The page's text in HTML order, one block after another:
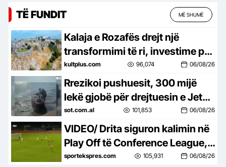
TË FUNDIT MË SHUMË
Kalaja e Rozafës drejt një
transformimi të ri, investime për
trashëgiminë dhe turizmin
kultplus.com 96,074 06/08/26
Rrezikoi pushuesit, 300 mijë
lekë gjobë për drejtuesin e Jet
Ski në Zvërnec
sot.com.al 101,853 06/08/26
VIDEO/ Drita siguron kalimin në
Play Off të Conference League, e
mbyll me një ndeshje takimin
sportekspres.com 105,931 06/08/26